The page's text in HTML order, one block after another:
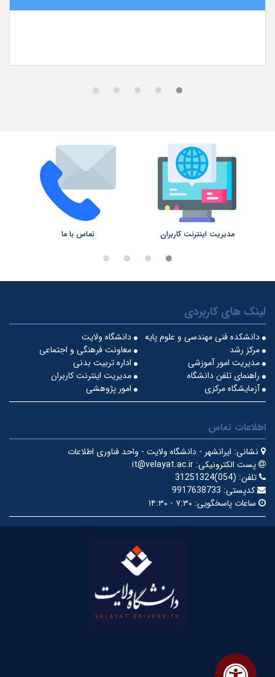
مدیریت اینترنت کاربران تماس با ما
لینک های کاربردی
دانشگاه ولایت
دانشکده فنی مهندسی و علوم پایه
معاونت فرهنگی و اجتماعی
مرکز رشد
اداره تربیت بدنی
مدیریت امور آموزشی
مدیریت اینترنت کاربران
راهنمای تلفن دانشگاه
امور پژوهشی
آزمایشگاه مرکزی
اطلاعات تماس
نشانی: ایرانشهر - دانشگاه ولایت - واحد فناوری اطلاعات
پست الکترونیکی: it@velayat.ac.ir
تلفن: (054)31251324
کدپستی: 9917638733
ساعات پاسخگویی: ۷:۳۰ - ۱۴:۳۰